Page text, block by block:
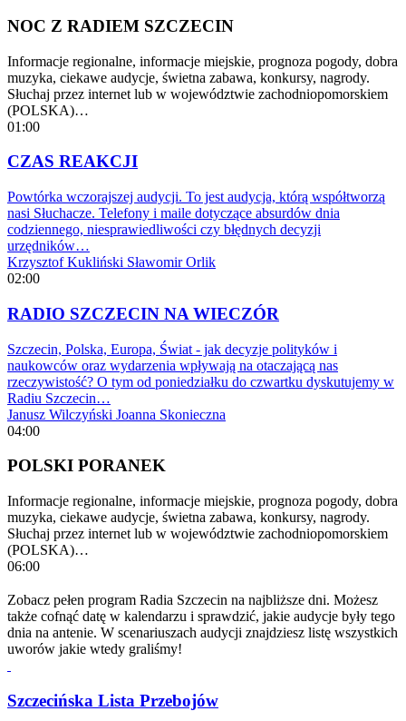
NOC Z RADIEM SZCZECIN
Informacje regionalne, informacje miejskie, prognoza pogody, dobra
muzyka, ciekawe audycje, świetna zabawa, konkursy, nagrody.
Słuchaj przez internet lub w województwie zachodniopomorskiem
(POLSKA)…
01:00
CZAS REAKCJI
Powtórka wczorajszej audycji. To jest audycja, którą współtworzą
nasi Słuchacze. Telefony i maile dotyczące absurdów dnia
codziennego, niesprawiedliwości czy błędnych decyzji
urzędników…
Krzysztof Kukliński Sławomir Orlik
02:00
RADIO SZCZECIN NA WIECZÓR
Szczecin, Polska, Europa, Świat - jak decyzje polityków i
naukowców oraz wydarzenia wpływają na otaczającą nas
rzeczywistość? O tym od poniedziałku do czwartku dyskutujemy w
Radiu Szczecin…
Janusz Wilczyński Joanna Skonieczna
04:00
POLSKI PORANEK
Informacje regionalne, informacje miejskie, prognoza pogody, dobra
muzyka, ciekawe audycje, świetna zabawa, konkursy, nagrody.
Słuchaj przez internet lub w województwie zachodniopomorskiem
(POLSKA)…
06:00
Zobacz pełen program Radia Szczecin na najbliższe dni. Możesz
także cofnąć datę w kalendarzu i sprawdzić, jakie audycje były tego
dnia na antenie. W scenariuszach audycji znajdziesz listę wszystkich
uworów jakie wtedy graliśmy!
Szczecińska Lista Przebojów